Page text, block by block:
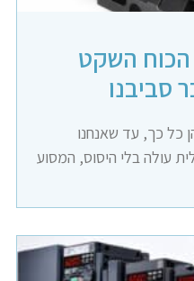
הכוח השקט
סביבנו
כל כך, עד שאנחנו
עולה בלי היסוס, המסוע